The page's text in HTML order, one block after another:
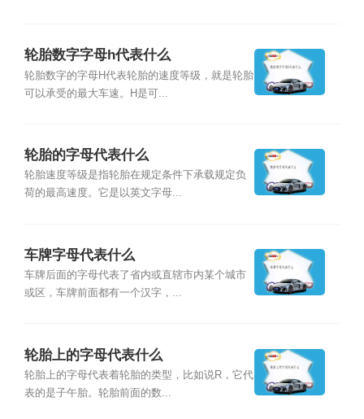
轮胎数字字母h代表什么
轮胎数字的字母H代表轮胎的速度等级，就是轮胎
可以承受的最大车速。H是可...
轮胎的字母代表什么
轮胎速度等级是指轮胎在规定条件下承载规定负
荷的最高速度。它是以英文字母...
车牌字母代表什么
车牌后面的字母代表了省内或直辖市内某个城市
或区，车牌前面都有一个汉字，...
轮胎上的字母代表什么
轮胎上的字母代表着轮胎的类型，比如说R，它代
表的是子午胎。轮胎前面的数...